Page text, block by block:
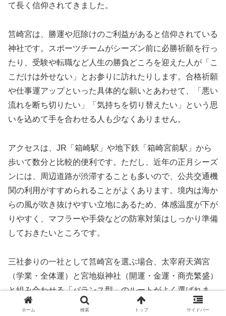
て長く信仰されてきました。
筥崎宮は、勝運や厄除けのご利益があると信仰されている
神社です。スポーツチームがシーズン前に必勝祈願を行っ
たり、受験や転職など人生の勝負どころを迎えた人が「こ
こだけは外せない」とお参りに訪れたりします。合格祈願
や仕事運アップといった具体的な願いとあわせて、「悪い
流れを断ち切りたい」「気持ちを切り替えたい」という思
いを込めて手を合わせる人も少なくありません。
アクセスは、JR「箱崎駅」や地下鉄「箱崎宮前駅」から
歩いて数分と比較的便利です。ただし、近年の正月シーズ
ンには、周辺道路が渋滞することも多いので、公共交通機
関の利用がすすめられることがよくあります。境内は海か
らの風が吹き抜けやすい立地にあるため、体感温度が下が
りやすく、マフラーや手袋などの防寒対策はしっかり準備
しておきたいところです。
三社参りの一社として筥崎宮を選ぶ場合、太宰府天満宮
（学業・全体運）と宮地嶽神社（開運・金運・商売繁盛）
と組み合わせる「バランス型」のルートがよく選ばれま
す。学業や仕事、健康、厄除けなど、いろいろな角度から
ホーム 検索 トップ サイドバー